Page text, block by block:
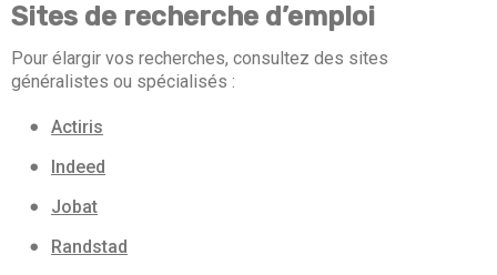
Sites de recherche d’emploi
Pour élargir vos recherches, consultez des sites
généralistes ou spécialisés :
Actiris
Indeed
Jobat
Randstad